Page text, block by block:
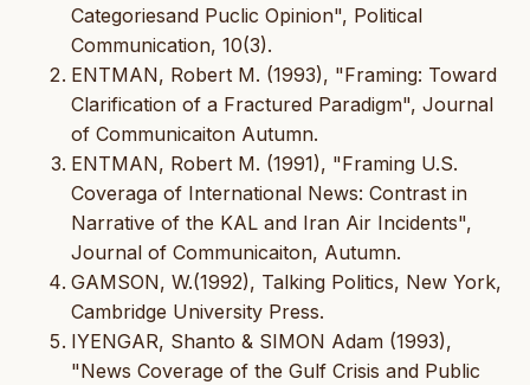
Categoriesand Puclic Opinion", Political
Communication, 10(3).
ENTMAN, Robert M. (1993), "Framing: Toward
Clarification of a Fractured Paradigm", Journal
of Communicaiton Autumn.
ENTMAN, Robert M. (1991), "Framing U.S.
Coveraga of International News: Contrast in
Narrative of the KAL and Iran Air Incidents",
Journal of Communicaiton, Autumn.
GAMSON, W.(1992), Talking Politics, New York,
Cambridge University Press.
IYENGAR, Shanto & SIMON Adam (1993),
"News Coverage of the Gulf Crisis and Public